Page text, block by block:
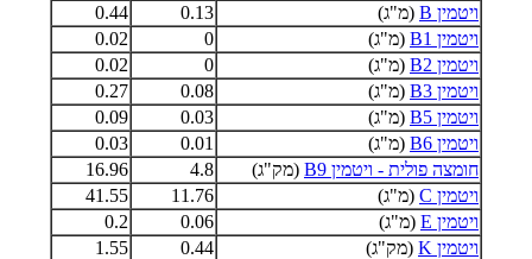
ויטמין B
(מ"ג) 0.13
0.44
ויטמין B1
(מ"ג) 0
0.02
ויטמין B2
(מ"ג) 0
0.02
ויטמין B3
(מ"ג) 0.08
0.27
ויטמין B5
(מ"ג) 0.03
0.09
ויטמין B6
(מ"ג) 0.01
0.03
חומצה פולית - ויטמין B9
(מק"ג) 4.8
16.96
ויטמין C
(מ"ג) 11.76
41.55
ויטמין E
(מ"ג) 0.06
0.2
ויטמין K
(מק"ג) 0.44
1.55